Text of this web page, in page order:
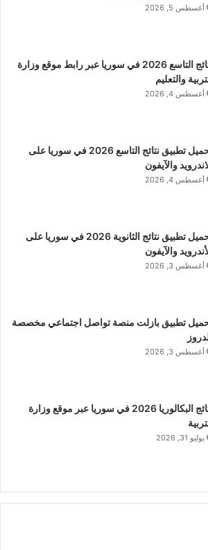
أغسطس 5, 2026
نتائج التاسع 2026 في سوريا عبر رابط موقع وزارة
والتعليم
أغسطس 4, 2026
تحميل تطبيق نتائج التاسع 2026 في سوريا على
والآيفون
أغسطس 4, 2026
تحميل تطبيق نتائج الثانوية 2026 في سوريا على
والآيفون
أغسطس 3, 2026
تطبيق بازلت منصة تواصل اجتماعي مخصصة
أغسطس 3, 2026
نتائج البكالوريا 2026 في سوريا عبر موقع وزارة
يوليو 31, 2026